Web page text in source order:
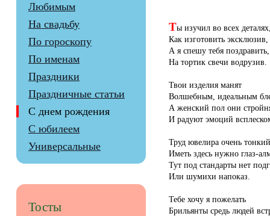
Ты изучил во всех деталях,
Как изготовить эксклюзив,
А я спешу тебя поздравить,
На тортик свечи водрузив.
Твои изделия манят
Волшебным, идеальным
А женский пол они
И радуют эмоций
Труд ювелира очень тонкий,
Иметь здесь нужно глаз-
Тут под стандарты нет
Или шумихи напоказ.
Тебе хочу я пожелать
Брильянты средь людей
Любимым
На свадьбу
По гороскопу
По именам
Праздники
Праздничные статьи
С днем рождения
С юбилеем
Универсальные
Тосты